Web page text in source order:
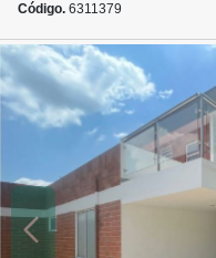
Código. 6311379